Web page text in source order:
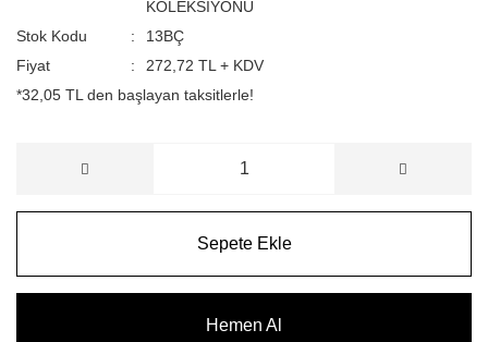
KOLEKSİYONU
Stok Kodu
13BÇ
Fiyat
272,72 TL + KDV
*32,05 TL den başlayan taksitlerle!
Sepete Ekle
Hemen Al